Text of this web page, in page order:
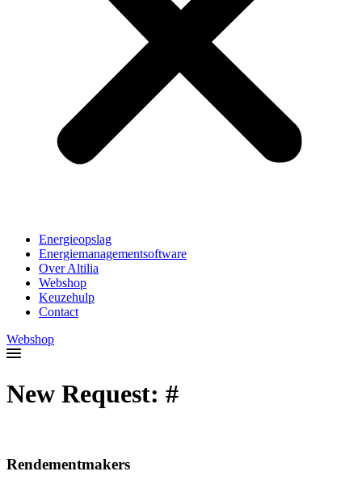
Energieopslag
Energiemanagementsoftware
Over Altilia
Webshop
Keuzehulp
Contact
Webshop
New Request: #
Rendementmakers